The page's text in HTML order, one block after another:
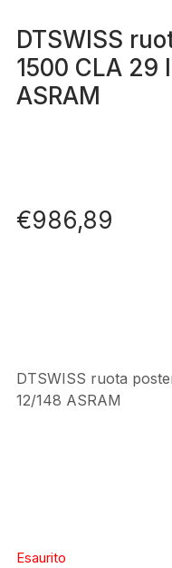
DTSWISS
1500 CLA 29
ASRAM
€986,89
DTSWISS ruota
12/148 ASRAM
Esaurito